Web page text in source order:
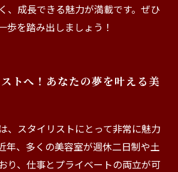
、成長できる魅力が満載です。ぜひ
歩を踏み出しましょう！
トへ！あなたの夢を叶える美
、スタイリストにとって非常に魅力
年、多くの美容室が週休二日制や土
り、仕事とプライベートの両立が可